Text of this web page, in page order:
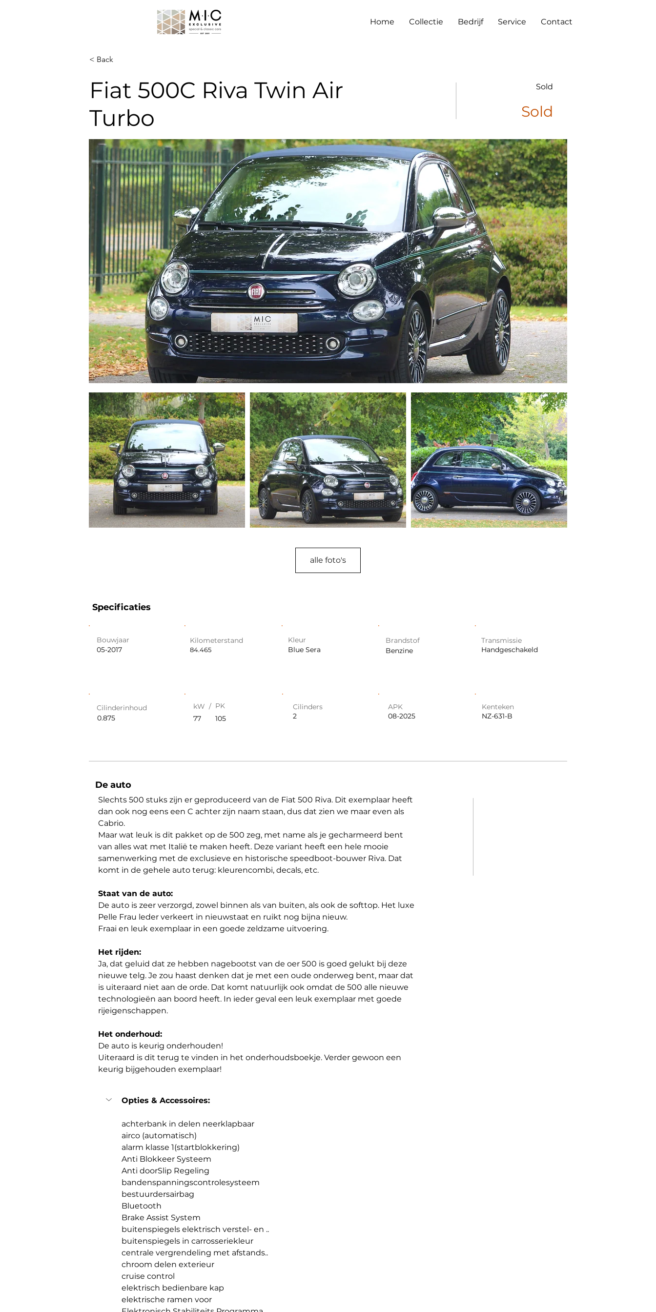
Home Collectie Bedrijf Service Contact
< Back
Fiat 500C Riva Twin Air
Turbo
Sold
Sold
alle foto's
De auto
Slechts 500 stuks zijn er geproduceerd van de Fiat 500 Riva. Dit exemplaar heeft
dan ook nog eens een C achter zijn naam staan, dus dat zien we maar even als
Cabrio.
Maar wat leuk is dit pakket op de 500 zeg, met name als je gecharmeerd bent
van alles wat met Italië te maken heeft. Deze variant heeft een hele mooie
samenwerking met de exclusieve en historische speedboot-bouwer Riva. Dat
komt in de gehele auto terug: kleurencombi, decals, etc.
Staat van de auto:
De auto is zeer verzorgd, zowel binnen als van buiten, als ook de softtop. Het luxe
Pelle Frau leder verkeert in nieuwstaat en ruikt nog bijna nieuw.
Fraai en leuk exemplaar in een goede zeldzame uitvoering.
Het rijden:
Ja, dat geluid dat ze hebben nagebootst van de oer 500 is goed gelukt bij deze
nieuwe telg. Je zou haast denken dat je met een oude onderweg bent, maar dat
is uiteraard niet aan de orde. Dat komt natuurlijk ook omdat de 500 alle nieuwe
technologieën aan boord heeft. In ieder geval een leuk exemplaar met goede
rijeigenschappen.
Het onderhoud:
De auto is keurig onderhouden!
Uiteraard is dit terug te vinden in het onderhoudsboekje. Verder gewoon een
keurig bijgehouden exemplaar!
Opties & Accessoires:
achterbank in delen neerklapbaar
airco (automatisch)
alarm klasse 1(startblokkering)
Anti Blokkeer Systeem
Anti doorSlip Regeling
bandenspanningscontrolesysteem
bestuurdersairbag
Bluetooth
Brake Assist System
buitenspiegels elektrisch verstel- en ..
buitenspiegels in carrosseriekleur
centrale vergrendeling met afstands..
chroom delen exterieur
cruise control
elektrisch bedienbare kap
elektrische ramen voor
Specificaties
Bouwjaar
05-2017
Kilometerstand
84.465
Kleur
Blue Sera
Brandstof
Benzine
Transmissie
Handgeschakeld
Cilinderinhoud
0.875
kW /
77
PK
105
Cilinders
2
APK
08-2025
Kenteken
NZ-631-B